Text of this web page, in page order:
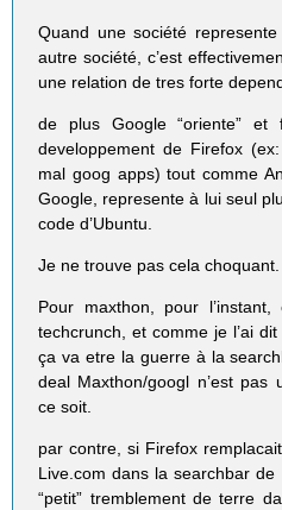
Quand une société
autre société, c’est
une relation de tres forte
de plus Google “oriente” et
developpement de Firefox
mal goog apps) tout comme
Google, represente à lui seul
code d’Ubuntu.
Je ne trouve pas cela choquant.
Pour maxthon, pour
techcrunch, et comme je l’ai
ça va etre la guerre à la
deal Maxthon/googl n’est
ce soit.
par contre, si Firefox
Live.com dans la searchbar
“petit” tremblement de terre